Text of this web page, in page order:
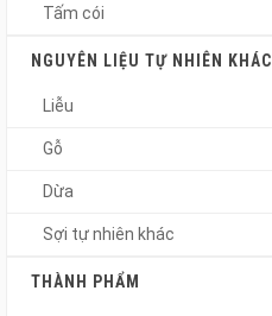
Tấm cói
NGUYÊN LIỆU TỰ NHIÊN KHÁC
Liễu
Gỗ
Dừa
Sợi tự nhiên khác
THÀNH PHẨM